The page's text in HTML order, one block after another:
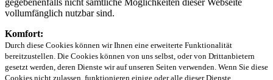
gegebenenfalls nicht sämtliche Möglichkeiten dieser Webseite
vollumfänglich nutzbar sind.
Komfort:
Durch diese Cookies können wir Ihnen eine erweiterte Funktionalität
bereitzustellen. Die Cookies können von uns selbst, oder von Drittanbietern
gesetzt werden, deren Dienste wir auf unseren Seiten verwenden. Wenn Sie diese
Cookies nicht zulassen, funktionieren einige oder alle dieser Dienste